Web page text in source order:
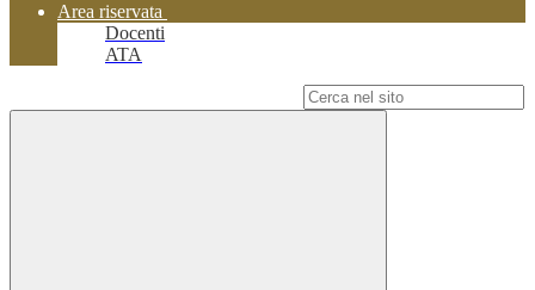
Area riservata
Docenti
ATA